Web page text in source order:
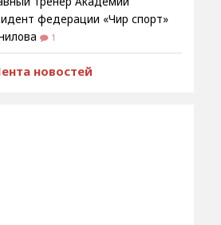
федерации «Чир спорт»
1
новостей